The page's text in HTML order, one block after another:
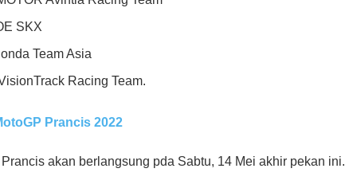
SKX
Team Asia
Racing Team.
Prancis 2022
akan berlangsung pda Sabtu, 14 Mei akhir pekan ini.